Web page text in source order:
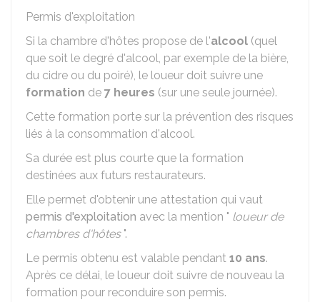
Permis d'exploitation
Si la chambre d'hôtes propose de l'alcool (quel
que soit le degré d'alcool, par exemple de la bière,
du cidre ou du poiré), le loueur doit suivre une
formation de 7 heures (sur une seule journée).
Cette formation porte sur la prévention des risques
liés à la consommation d'alcool.
Sa durée est plus courte que la formation
destinées aux futurs restaurateurs.
Elle permet d'obtenir une attestation qui vaut
permis d'exploitation avec la mention " loueur de
chambres d'hôtes".
Le permis obtenu est valable pendant 10 ans.
Après ce délai, le loueur doit suivre de nouveau la
formation pour reconduire son permis.